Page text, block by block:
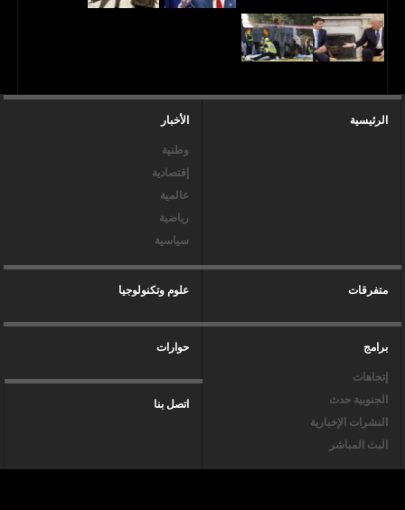
الرئيسية الأخبار
وطنية
إقتصادية
عالمية
رياضية
سياسية
متفرقات علوم وتكنولوجيا
برامج
إتجاهات
الجنوبية حدث
النشرات الإخبارية
البث المباشر
حوارات
اتصل بنا